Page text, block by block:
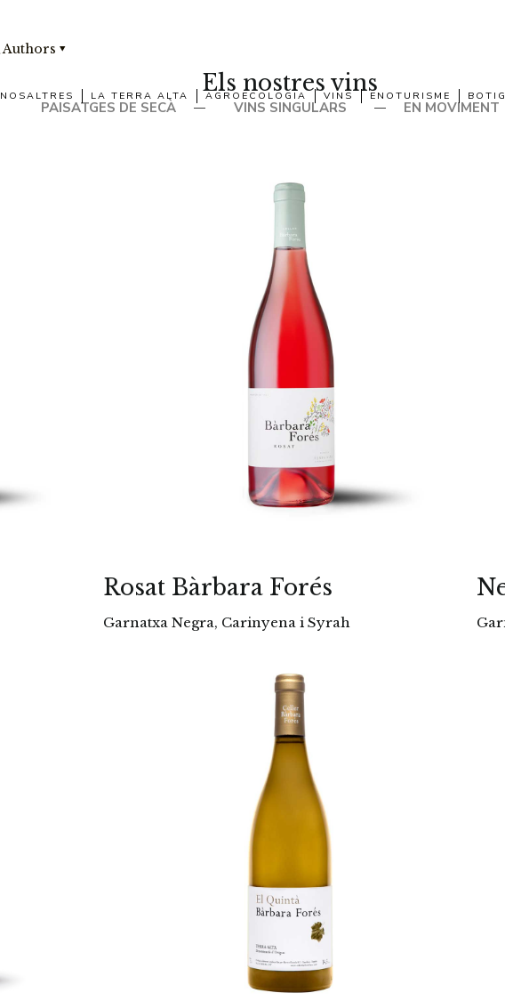
NOSALTRES LA TERRA ALTA AGROECOLOGIA VINS ENOTURISME
Authors
Els nostres vins
PAISATGES DE SECÀ — VINS SINGULARS — EN MOVIMENT
Rosat Bàrbara Forés
Garnatxa Negra, Carinyena i Syrah